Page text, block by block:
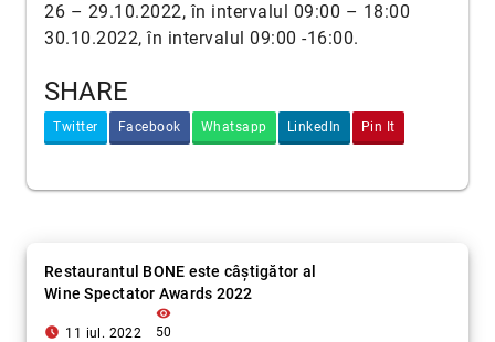
26 – 29.10.2022, în intervalul 09:00 – 18:00
30.10.2022, în intervalul 09:00 -16:00.
SHARE
Twitter Facebook Whatsapp LinkedIn Pin It
Restaurantul BONE este câștigător al
Wine Spectator Awards 2022
access_time_filled 11 iul. 2022
visibility
50